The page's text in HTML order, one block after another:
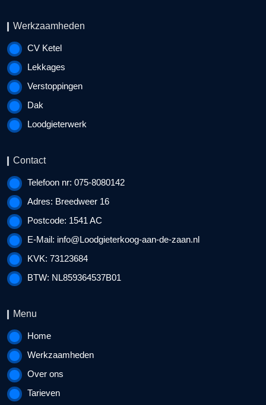
Werkzaamheden
CV Ketel
Lekkages
Verstoppingen
Dak
Loodgieterwerk
Contact
Telefoon nr: 075-8080142
Adres: Breedweer 16
Postcode: 1541 AC
E-Mail: info@Loodgieterkoog-aan-de-zaan.nl
KVK: 73123684
BTW: NL859364537B01
Menu
Home
Werkzaamheden
Over ons
Tarieven